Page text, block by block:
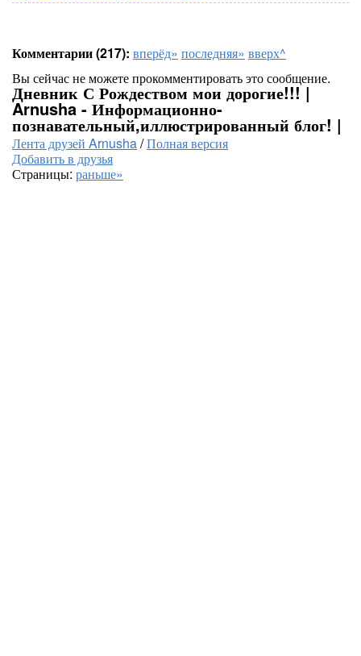
Комментарии (217): вперёд» последняя» вверх^
Вы сейчас не можете прокомментировать это сообщение.
Дневник С Рождеством мои дорогие!!! |
Arnusha - Информационно-
познавательный,иллюстрированный блог! |
Лента друзей Arnusha/Полная версия
Добавить в друзья
Страницы: раньше»